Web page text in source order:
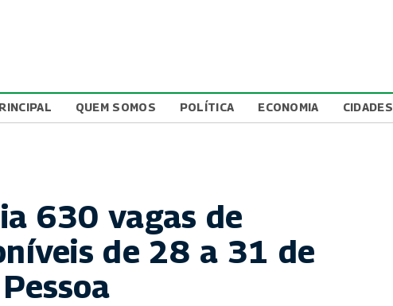
QUEM SOMOS POLÍTICA ECONOMIA CIDADES
630 vagas de
de 28 a 31 de